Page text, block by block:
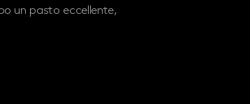
un pasto eccellente,